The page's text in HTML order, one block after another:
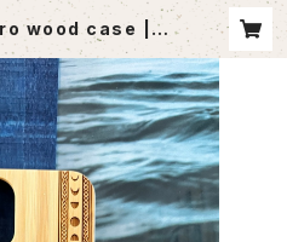
wood case | a